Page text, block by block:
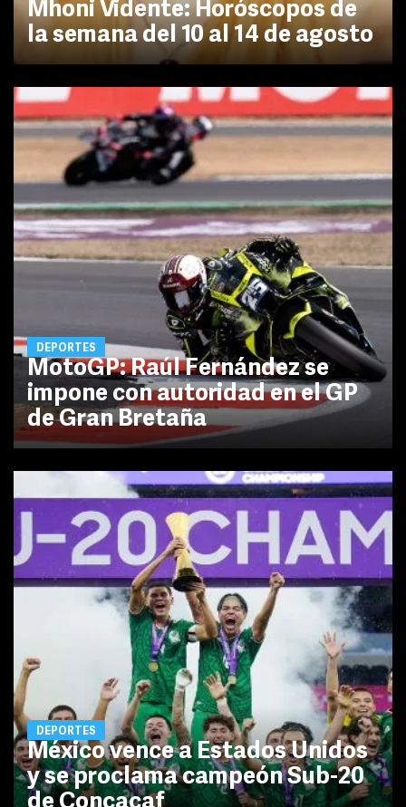
Mhoni Vidente: Horóscopos de
la semana del 10 al 14 de agosto
DEPORTES
MotoGP: Raúl Fernández se
impone con autoridad en el GP
de Gran Bretaña
DEPORTES
México vence a Estados Unidos
y se proclama campeón Sub-20